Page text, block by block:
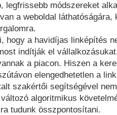
legfrissebb módszereket
a weboldal láthatóságára,
hogy a havidíjas linképítés
indítják el
a piacon. Hiszen a
elengedhetetlen a
szakértői segítségével
algoritmikus
tudunk összpontosítani.